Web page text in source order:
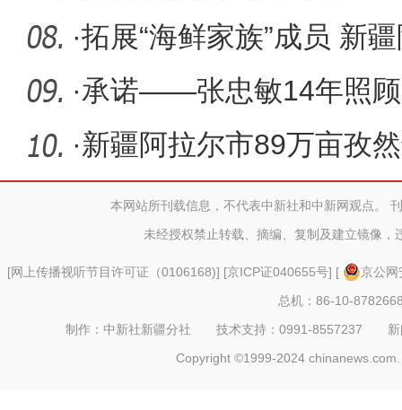
·拓展“海鲜家族”成员 新
为“金
·承诺——张忠敏14年照
·新疆阿拉尔市89万亩孜
本网站所刊载信息，不代表中新社和中新网观点。
未经授权禁止转载、摘编、复制及建立镜像，
[网上传播视听节目许可证（0106168)] [京ICP证040655号] [
京公
总机：86-10-
制作：中新社新疆分社 技术支持：0991-8557237
Copyright ©1999-2024